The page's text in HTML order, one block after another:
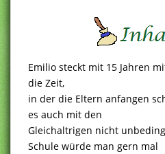
Emilio steckt mit 15 Jahren
die Zeit,
in der die Eltern anfangen
es auch mit den
Gleichaltrigen nicht
Schule würde man gern mal